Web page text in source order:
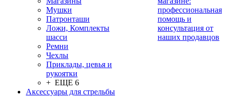
Мушки
Патронташи
Ложи, Комплекты
шасси
Ремни
Чехлы
Приклады, цевья и
рукоятки
+ ЕЩЕ 6
Аксессуары для стрельбы
профессиональная
помощь и
консультация от
наших продавцов